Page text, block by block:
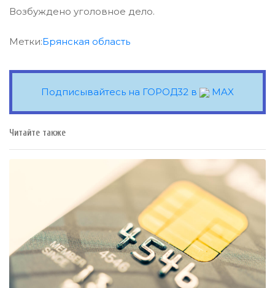
Возбуждено уголовное дело.
Метки:Брянская область
Подписывайтесь на ГОРОД32 в MAX
Читайте также